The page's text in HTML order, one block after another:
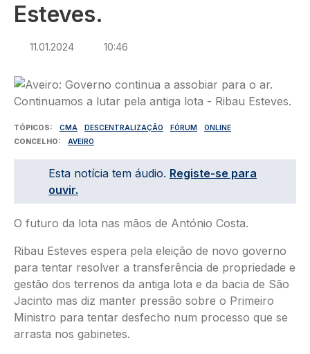
Esteves.
11.01.2024 10:46
Imagem
TÓPICOS CMA DESCENTRALIZAÇÃO FÓRUM
ONLINE
CONCELHO
AVEIRO
Esta notícia tem áudio. Registe-se para
ouvir.
O futuro da lota nas mãos de António Costa.
Ribau Esteves espera pela eleição de novo governo
para tentar resolver a transferência de propriedade e
gestão dos terrenos da antiga lota e da bacia de São
Jacinto mas diz manter pressão sobre o Primeiro
Ministro para tentar desfecho num processo que se
arrasta nos gabinetes.